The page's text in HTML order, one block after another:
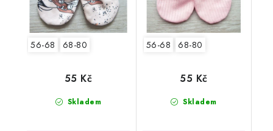
56-68 68-80
Skladem
55 Kč
56-68 68-80
Skladem
55 Kč